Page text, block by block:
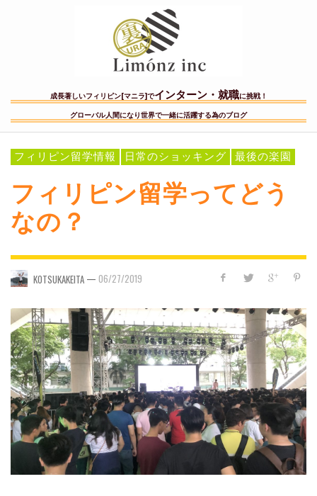
成長著しいフィリピン[マニラ]でインターン・就職に挑戦！
グローバル人間になり世界で一緒に活躍する為のブログ
フィリピン留学情報 日常のショッキング 最後の楽園
フィリピン留学ってどう
なの？
KOTSUKAKEITA — 06/27/2019